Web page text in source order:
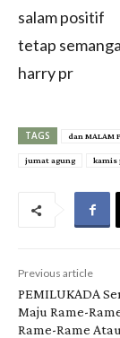
salam positif
tetap
harry pr
TAGS dan MALAM
jumat agung kamis
Previous article
PEMILUKADA
Maju Rame-
Rame-Rame Atau